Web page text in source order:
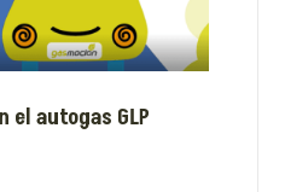
el autogas GLP